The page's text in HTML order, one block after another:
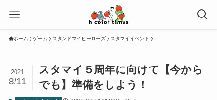
ホーム ゲーム スタンドマイヒーローズ スタマイイベント
スタマイ５周年に向けて【今から
でも】準備をしよう！
2021
8/11